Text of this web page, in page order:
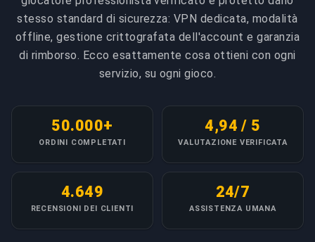
stesso standard di sicurezza: VPN dedicata, modalità
offline, gestione crittografata dell'account e garanzia
di rimborso. Ecco esattamente cosa ottieni con ogni
servizio, su ogni gioco.
ORDINI COMPLETATI
50.000+
VALUTAZIONE VERIFICATA
4,94 / 5
RECENSIONI DEI CLIENTI
4.649
ASSISTENZA UMANA
24/7